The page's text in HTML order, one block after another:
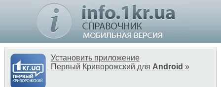
Установить приложение
Первый Криворожский для Android »